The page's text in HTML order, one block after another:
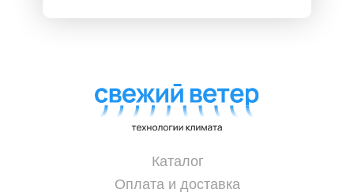
Каталог
Оплата и доставка